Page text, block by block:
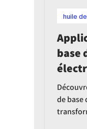
base
de base
huile